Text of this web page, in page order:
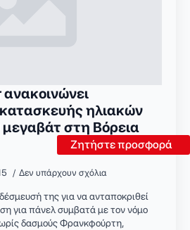
Ζητήστε προσφορά
ανακοινώνει
ηλιακών
στη Βόρεια
Δεν υπάρχουν σχόλια
της για να ανταποκριθεί
για πάνελ συμβατά με τον νόμο
δασμούς Φρανκφούρτη,